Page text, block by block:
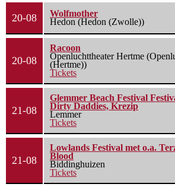
20-08
Wolfmother
Hedon (Hedon (Zwolle))
20-08
Racoon
Openluchttheater Hertme
(Hertme))
Tickets
21-08
Glemmer Beach Festival
Dirty Daddies, Krezip
Lemmer
Tickets
21-08
Lowlands Festival met o.a.
Blood
Biddinghuizen
Tickets